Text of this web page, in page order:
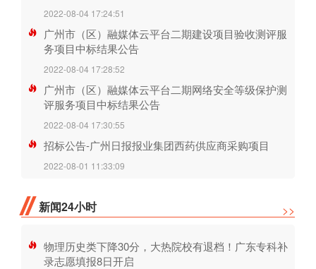
2022-08-04 17:24:51
广州市（区）融媒体云平台二期建设项目验收测评服
务项目中标结果公告
2022-08-04 17:28:52
广州市（区）融媒体云平台二期网络安全等级保护测
评服务项目中标结果公告
2022-08-04 17:30:55
招标公告-广州日报报业集团西药供应商采购项目
2022-08-01 11:33:09
新闻24小时 >>
物理历史类下降30分，大热院校有退档！广东专科补
录志愿填报8日开启